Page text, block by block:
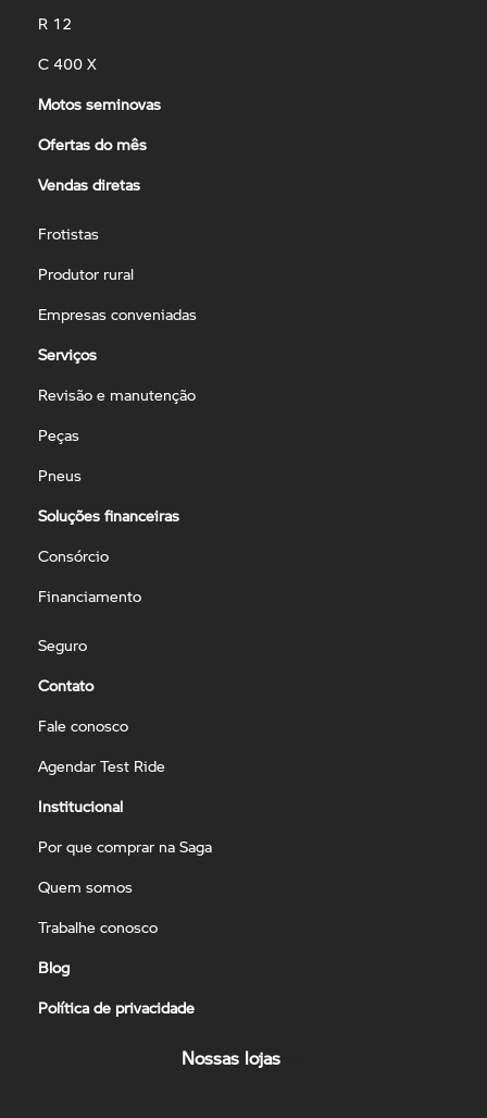
R 12
C 400 X
Motos seminovas
Ofertas do mês
Vendas diretas
Frotistas
Produtor rural
Empresas conveniadas
Serviços
Revisão e manutenção
Peças
Pneus
Soluções financeiras
Consórcio
Financiamento
Seguro
Contato
Fale conosco
Agendar Test Ride
Institucional
Por que comprar na Saga
Quem somos
Trabalhe conosco
Blog
Política de privacidade
Nossas lojas